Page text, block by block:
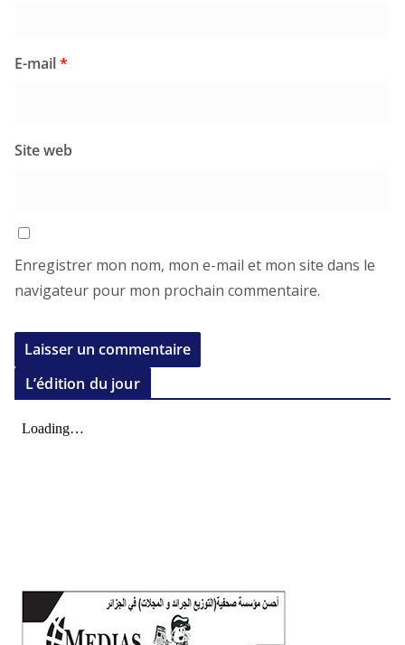
E-mail*
Site web
Enregistrer mon nom, mon e-mail et mon site dans le
navigateur pour mon prochain commentaire.
L’édition du jour